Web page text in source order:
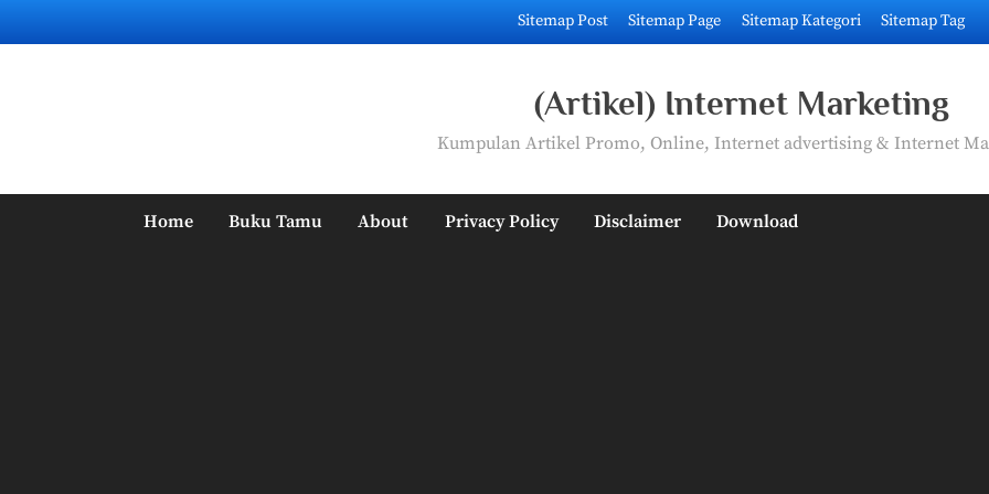
to
Sitemap Post Sitemap Page Sitemap Kategori Sitemap Tag
(Artikel) Internet Marketing
Kumpulan Artikel Promo, Online, Internet advertising & Internet
Home Buku Tamu About Privacy Policy Disclaimer Download